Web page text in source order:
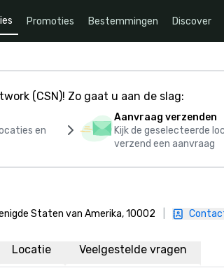
Promoties Bestemmingen Discover
(CSN)! Zo gaat u aan de slag:
en
Aanvraag verzenden
Kijk de geselecteerde
verzend een aanvraag
Staten van Amerika, 10002
Locatie Veelgestelde vragen